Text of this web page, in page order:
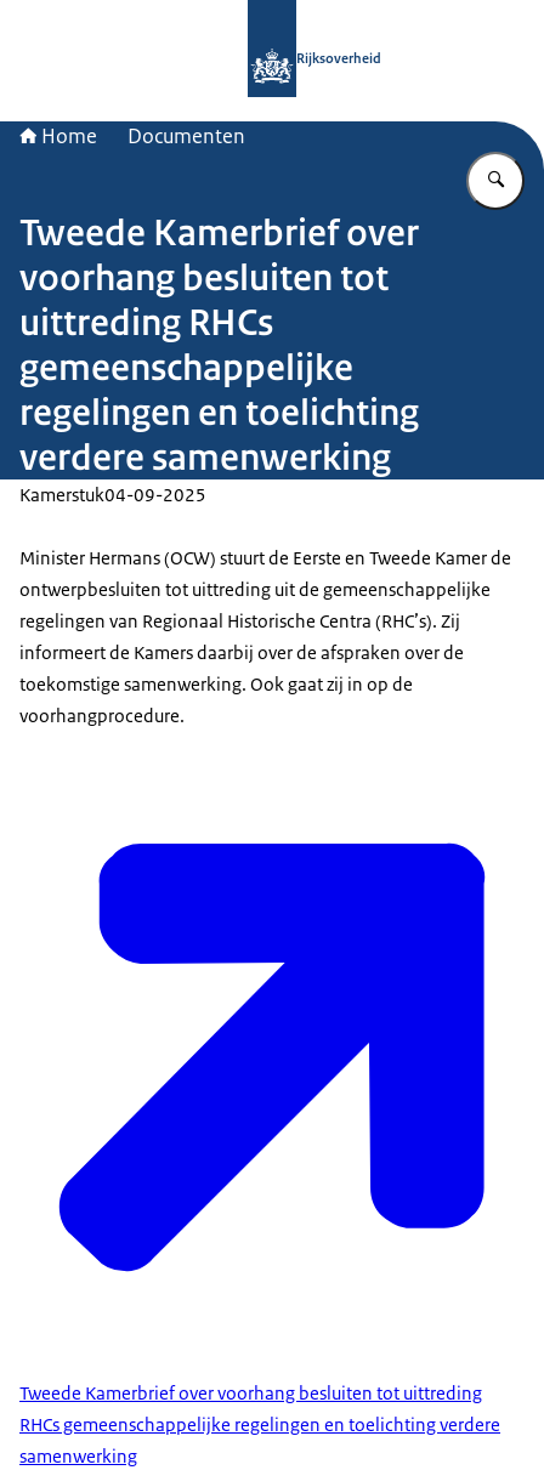
Rijksoverheid
Home Documenten
Tweede Kamerbrief over
voorhang besluiten tot
uittreding RHCs
gemeenschappelijke
regelingen en toelichting
verdere samenwerking
Kamerstuk04-09-2025
Minister Hermans (OCW) stuurt de Eerste en Tweede Kamer de
ontwerpbesluiten tot uittreding uit de gemeenschappelijke
regelingen van Regionaal Historische Centra (RHC’s). Zij
informeert de Kamers daarbij over de afspraken over de
toekomstige samenwerking. Ook gaat zij in op de
voorhangprocedure.
Tweede Kamerbrief over voorhang besluiten tot uittreding
RHCs gemeenschappelijke regelingen en toelichting verdere
samenwerking